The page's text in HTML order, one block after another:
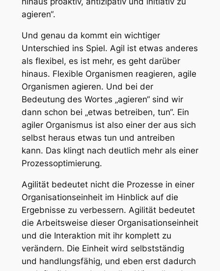
agieren“.
Und genau da kommt ein wichtiger
Unterschied ins Spiel. Agil ist etwas anderes
als flexibel, es ist mehr, es geht darüber
hinaus. Flexible Organismen reagieren, agile
Organismen agieren. Und bei der
Bedeutung des Wortes „agieren“ sind wir
dann schon bei „etwas betreiben, tun“. Ein
agiler Organismus ist also einer der aus sich
selbst heraus etwas tun und antreiben
kann. Das klingt nach deutlich mehr als einer
Prozessoptimierung.
Agilität bedeutet nicht die Prozesse in einer
Organisationseinheit im Hinblick auf die
Ergebnisse zu verbessern. Agilität bedeutet
die Arbeitsweise dieser Organisationseinheit
und die Interaktion mit ihr komplett zu
verändern. Die Einheit wird selbstständig
und handlungsfähig, und eben erst dadurch